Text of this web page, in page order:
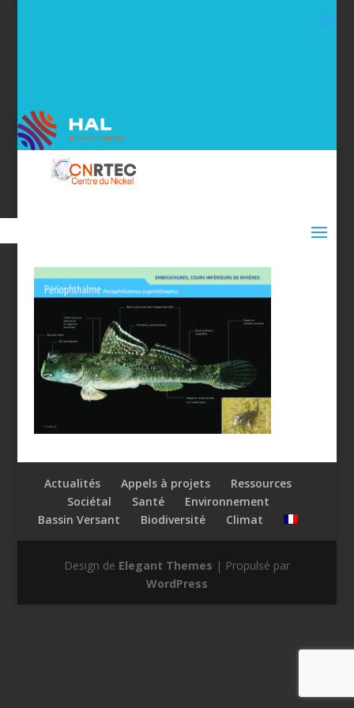
Actualités Appels à projets
Ressources
Sociétal
Santé
Environnement
Bassin Versant
Biodiversité Climat
Design de Elegant Themes | Propulsé par
WordPress